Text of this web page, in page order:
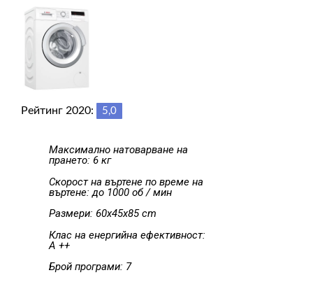
Рейтинг 2020: 5,0
Максимално натоварване на
прането: 6 кг
Скорост на въртене по време на
въртене: до 1000 об / мин
Размери: 60x45x85 cm
Клас на енергийна ефективност:
A ++
Брой програми: 7